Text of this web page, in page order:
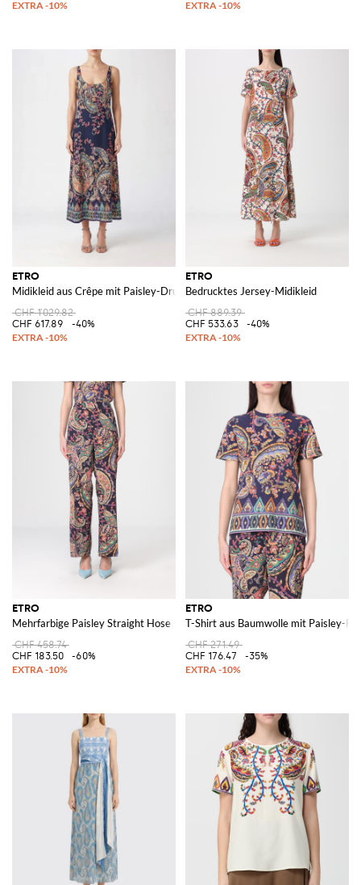
ETRO
Midikleid aus Crêpe mit Paisley-Druck und Bindegürtel
CHF 1'029.82
CHF 617.89
-40%
ETRO
Bedrucktes Jersey-Midikleid
CHF 889.39
CHF 533.63
-40%
ETRO
Mehrfarbige Paisley Straight Hose
CHF 458.74
CHF 183.50
-60%
ETRO
T-Shirt aus Baumwolle mit Paisley-
CHF 271.49
CHF 176.47
-35%